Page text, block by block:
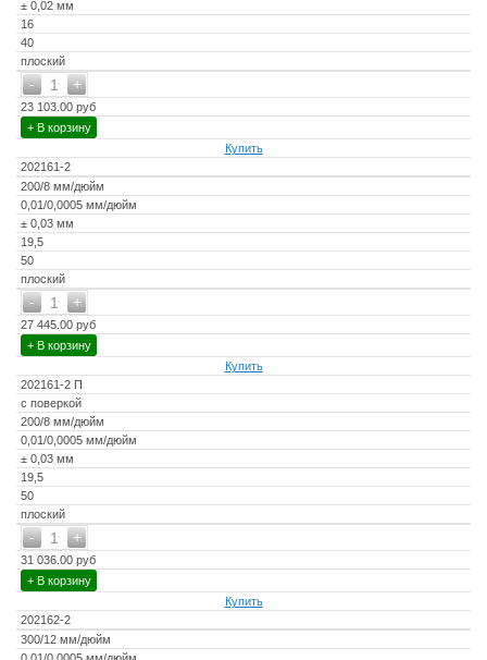
± 0,02 мм
16
40
плоский
+
- 1
23 103.00 руб
+ В корзину
Купить
202161-2
200/8 мм/дюйм
0,01/0,0005 мм/дюйм
± 0,03 мм
19,5
50
плоский
+
- 1
27 445.00 руб
+ В корзину
Купить
202161-2 П
с поверкой
200/8 мм/дюйм
0,01/0,0005 мм/дюйм
± 0,03 мм
19,5
50
плоский
+
- 1
31 036.00 руб
+ В корзину
Купить
202162-2
300/12 мм/дюйм